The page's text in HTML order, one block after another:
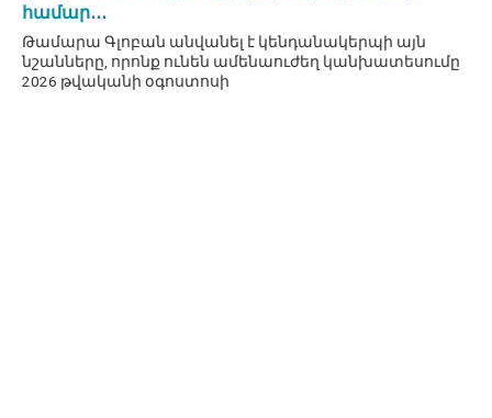
համար․․․
Թամարա Գլոբան անվանել է կենդանակերպի այն
նշանները, որոնք ունեն ամենաուժեղ կանխատեսումը
2026 թվականի օգոստոսի